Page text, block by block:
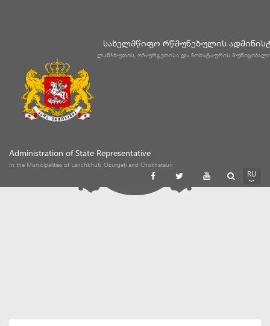
სახელმწიფო რწმუნებულის
ლანჩხუთის, ოზურგეთისა და ჩოხატაურის
Administration of State Representative
In the Municipalities of Lanchkhuti, Ozurgeti and Chokhatauri
RU